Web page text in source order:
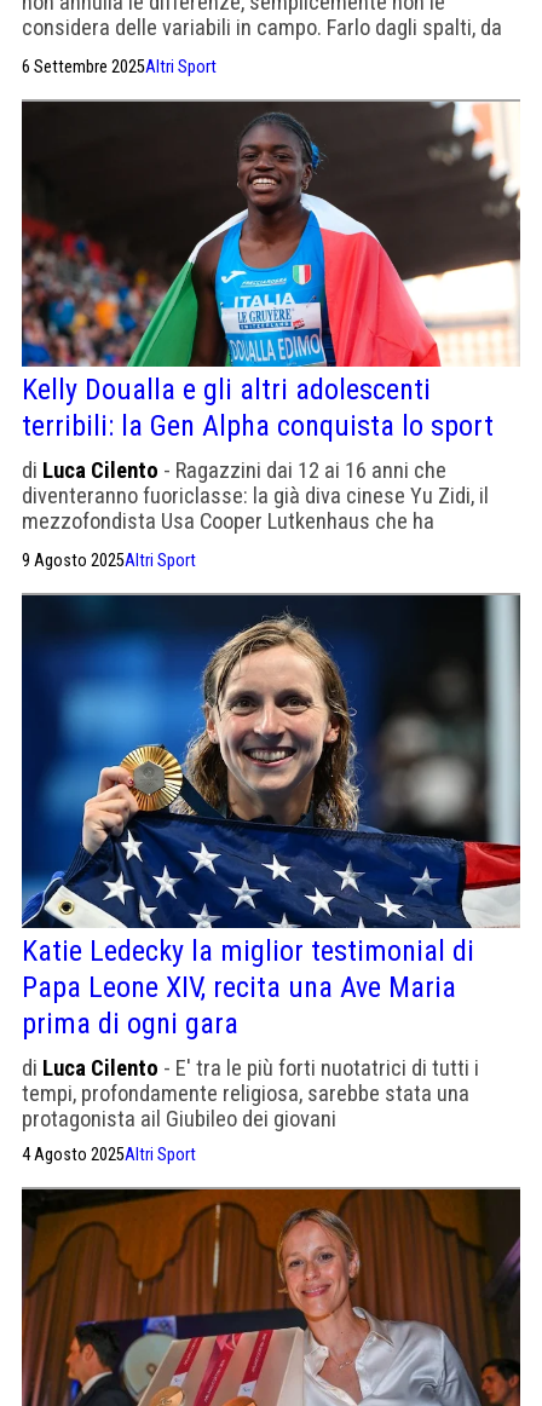
considera delle variabili in campo. Farlo dagli spalti, da
una tastiera o davanti a un televisore, è un oltraggio alla
nostra bandiera.
6 Settembre 2025Altri Sport
Kelly Doualla e gli altri adolescenti
terribili: la Gen Alpha conquista lo sport
di Luca Cilento - Ragazzini dai 12 ai 16 anni che
diventeranno fuoriclasse: la già diva cinese Yu Zidi, il
mezzofondista Usa Cooper Lutkenhaus che ha
9 Agosto 2025Altri Sport
Katie Ledecky la miglior testimonial di
Papa Leone XIV, recita una Ave Maria
prima di ogni gara
di Luca Cilento - E' tra le più forti nuotatrici di tutti i
tempi, profondamente religiosa, sarebbe stata una
protagonista ail Giubileo dei giovani
4 Agosto 2025Altri Sport